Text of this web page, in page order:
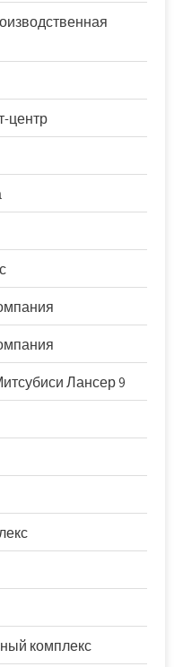
центр
Лансер 9
комплекс